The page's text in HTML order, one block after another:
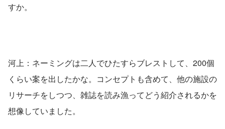
すか。
河上：ネーミングは二人でひたすらブレストして、200個
くらい案を出したかな。コンセプトも含めて、他の施設の
リサーチをしつつ、雑誌を読み漁ってどう紹介されるかを
想像していました。